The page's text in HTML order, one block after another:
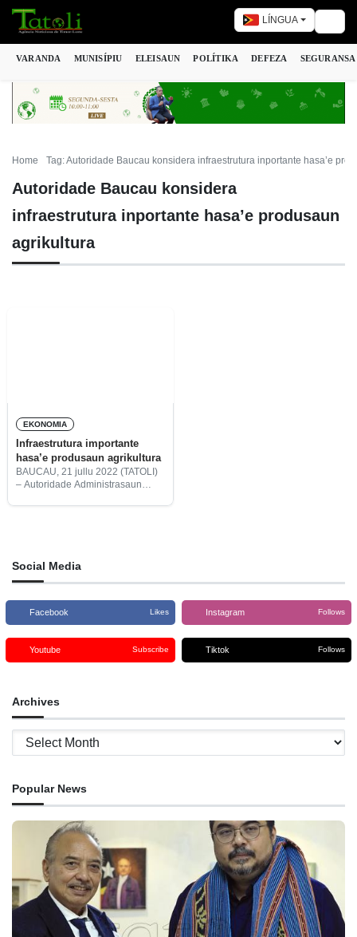
LÍNGUA
VARANDA MUNISÍPIU ELEISAUN POLÍTIKA DEFEZA SEGURANSA
Home Tag: Autoridade Baucau konsidera infraestrutura inportante hasa’e
Autoridade Baucau konsidera
infraestrutura inportante hasa’e produsaun
agrikultura
EKONOMIA
Infraestrutura importante
hasa’e produsaun agrikultura
BAUCAU, 21 jullu 2022 (TATOLI)
– Autoridade Administrasaun
Social Media
Facebook Likes Instagram Follows
Youtube Subscribe Tiktok Follows
Archives
Archives
Popular News